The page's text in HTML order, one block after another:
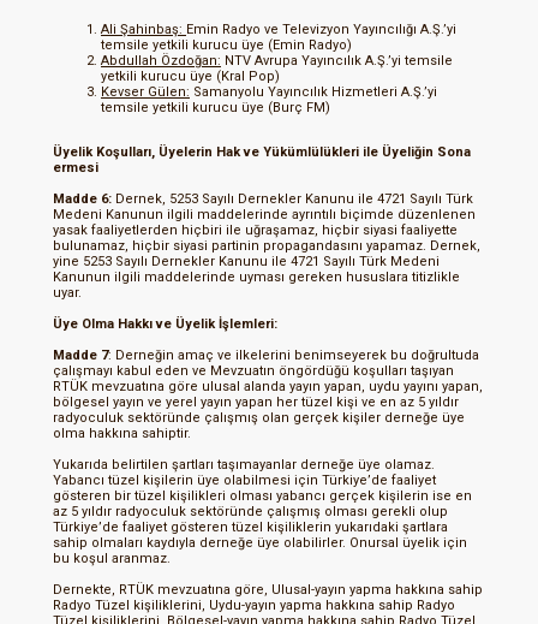
Ali Şahinbaş: Emin Radyo ve Televizyon Yayıncılığı A.Ş.’yi
temsile yetkili kurucu üye (Emin Radyo)
Abdullah Özdoğan: NTV Avrupa Yayıncılık A.Ş.’yi temsile
yetkili kurucu üye (Kral Pop)
Kevser Gülen: Samanyolu Yayıncılık Hizmetleri A.Ş.’yi
temsile yetkili kurucu üye (Burç FM)
Üyelik Koşulları, Üyelerin Hak ve Yükümlülükleri ile Üyeliğin Sona
ermesi
Madde 6: Dernek, 5253 Sayılı Dernekler Kanunu ile 4721 Sayılı Türk
Medeni Kanunun ilgili maddelerinde ayrıntılı biçimde düzenlenen
yasak faaliyetlerden hiçbiri ile uğraşamaz, hiçbir siyasi faaliyette
bulunamaz, hiçbir siyasi partinin propagandasını yapamaz. Dernek,
yine 5253 Sayılı Dernekler Kanunu ile 4721 Sayılı Türk Medeni
Kanunun ilgili maddelerinde uyması gereken hususlara titizlikle
uyar.
Üye Olma Hakkı ve Üyelik İşlemleri:
Madde 7: Derneğin amaç ve ilkelerini benimseyerek bu doğrultuda
çalışmayı kabul eden ve Mevzuatın öngördüğü koşulları taşıyan
RTÜK mevzuatına göre ulusal alanda yayın yapan, uydu yayını yapan,
bölgesel yayın ve yerel yayın yapan her tüzel kişi ve en az 5 yıldır
radyoculuk sektöründe çalışmış olan gerçek kişiler derneğe üye
olma hakkına sahiptir.
Yukarıda belirtilen şartları taşımayanlar derneğe üye olamaz.
Yabancı tüzel kişilerin üye olabilmesi için Türkiye’de faaliyet
gösteren bir tüzel kişilikleri olması yabancı gerçek kişilerin ise en
az 5 yıldır radyoculuk sektöründe çalışmış olması gerekli olup
Türkiye’de faaliyet gösteren tüzel kişiliklerin yukarıdaki şartlara
sahip olmaları kaydıyla derneğe üye olabilirler. Onursal üyelik için
bu koşul aranmaz.
Dernekte, RTÜK mevzuatına göre, Ulusal-yayın yapma hakkına sahip
Radyo Tüzel kişiliklerini, Uydu-yayın yapma hakkına sahip Radyo